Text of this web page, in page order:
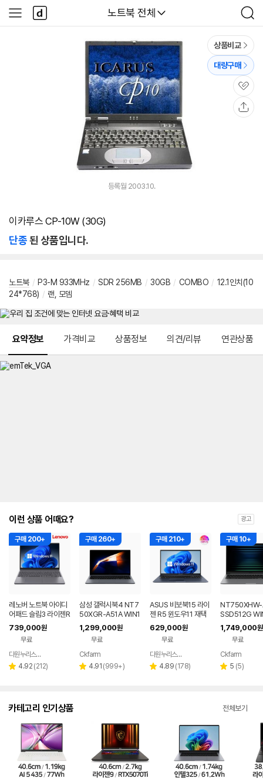
다나와
노트북 전체
검
색
사
이
다
나
와
상품비교
대량구매
관
심
등록월 2003.10.
이카루스 CP-10W (30G)
단종된 상품입니다.
노트북 / P3-M 933MHz / SDR 256MB / 30GB / COMBO / 12.1인치(10
24*768) / 랜, 모뎀
요약정보 가격비교 상품정보 의견/리뷰 연관상품
이런 상품 어때요? 광고
구매 200+
레노버 노트북 아이디
어패드 슬림3 라이젠R
5 8GB 256GB 윈도
우11
739,000원
무료
페이
다원누리스토어
별 4.92 리
(212)
구매 260+
삼성 갤럭시북4 NT7
50XGR-A51A WIN1
1 FPP(버젼UP설치)
업무용 학생용 사무용
노트북 문스톤그레이
1,299,000원
무료
페이
Ckfarm
별 4.91 리
(999+)
구매 210+
ASUS 비보북15 라이
젠 R5 윈도우11 재택
근무 싼 노트북
629,000원
무료
페이
다원누리스토어
별 4.89 리
(178)
구매 10+
NT750XHW-
SSD512G
P(버젼UP설치
전자 갤럭시북
1,749,000원
무료
Ckfarm
별 5 리
(5)
카테고리 인기상품 전체보기